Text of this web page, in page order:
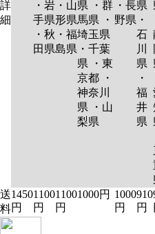
詳
細
・岩
手県
・秋
田県
・山
形県
・福
島県
県 ・群
馬県 ・
埼玉県
・千葉
県 ・東
京都 ・
神奈川
県 ・山
梨県
・長
野県
県
・
石
川
県
・
福
井
県
送
料
1450
円
1100
円
1100
円
1000円 1000
円
910
円